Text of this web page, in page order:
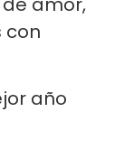
con
año